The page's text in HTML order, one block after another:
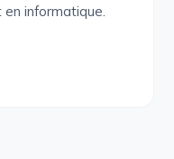
informatique.